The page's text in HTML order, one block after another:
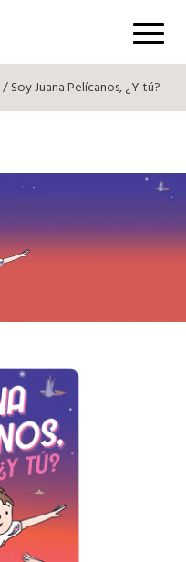
Menú
/ Soy Juana Pelícanos, ¿Y tú?